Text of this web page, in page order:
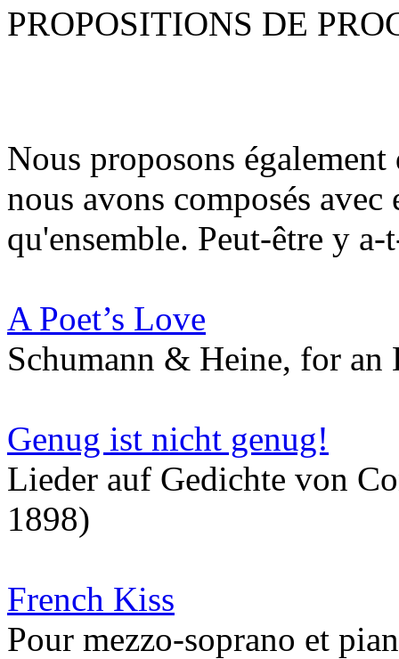
PROPOSITIONS DE
Nous proposons
nous avons composés
qu'ensemble. Peut-être y
A Poet’s Love
Schumann & Heine, for an
Genug ist nicht genug!
Lieder auf Gedichte von
1898)
French Kiss
Pour mezzo-soprano et